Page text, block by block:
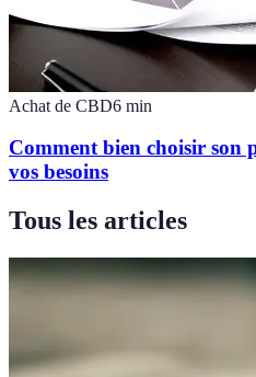
Achat de CBD6 min
Comment bien choisir
vos besoins
Tous les articles